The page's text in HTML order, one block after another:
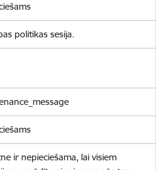
politikas sesija.
ir nepieciešama, lai visiem